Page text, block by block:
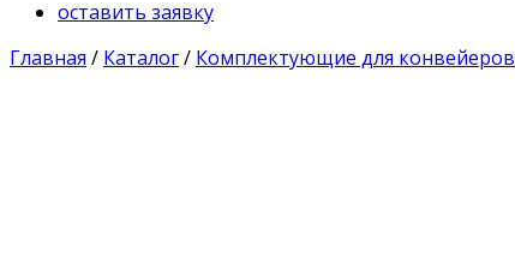
оставить заявку
Главная / Каталог/ Комплектующие для конвейеров